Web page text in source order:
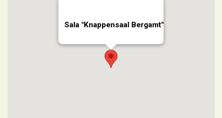
Sala "Knappensaal Bergamt"